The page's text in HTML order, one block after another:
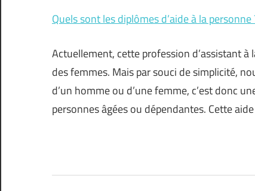
Quels sont les diplômes d’aide à la personne
Actuellement, cette profession d’assistant à
des femmes. Mais par souci de simplicité,
d’un homme ou d’une femme, c’est donc
personnes âgées ou dépendantes. Cette